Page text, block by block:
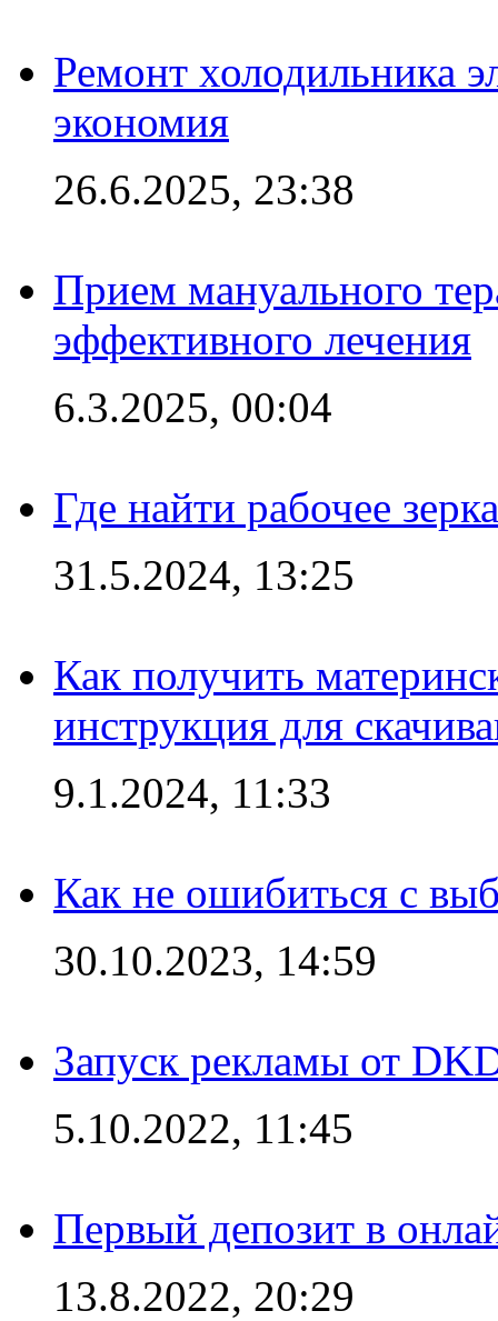
Ремонт холодильника
экономия
26.6.2025, 23:38
Прием мануального
эффективного лечения
6.3.2025, 00:04
Где найти рабочее
31.5.2024, 13:25
Как получить
инструкция для
9.1.2024, 11:33
Как не ошибиться с
30.10.2023, 14:59
Запуск рекламы от
5.10.2022, 11:45
Первый депозит в
13.8.2022, 20:29